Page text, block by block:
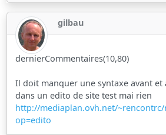
gilbau
dernierCommentaires(10,80)
Il doit manquer une syntaxe avant et
dans un edito de site test mai rien
http://mediaplan.ovh.net/
op=edito